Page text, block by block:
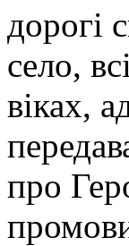
дорогі
село,
віках,
про